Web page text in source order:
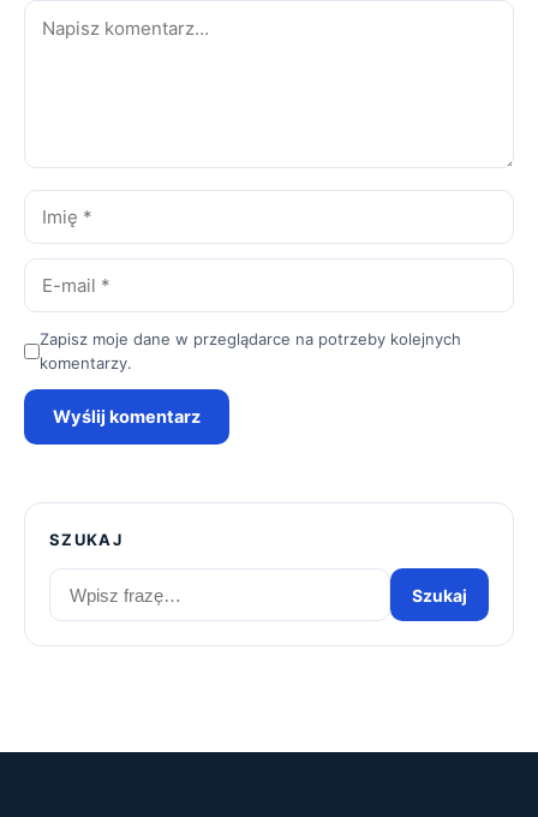
Komentarz
Imię
*
E-
mail
Zapisz moje dane w przeglądarce na potrzeby kolejnych
komentarzy.
Wyślij komentarz
SZUKAJ
Szukaj
artykułów
Szukaj